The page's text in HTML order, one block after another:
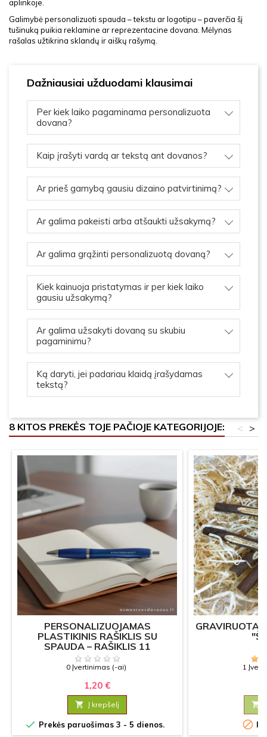
aplinkoje.
Galimybė personalizuoti spauda – tekstu ar logotipu – paverčia šį
tušinuką puikia reklamine ar reprezentacine dovana. Mėlynas
rašalas užtikrina sklandų ir aiškų rašymą.
Dažniausiai užduodami klausimai
Per kiek laiko pagaminama personalizuota
dovana?
Kaip įrašyti vardą ar tekstą ant dovanos?
Ar prieš gamybą gausiu dizaino patvirtinimą?
Ar galima pakeisti arba atšaukti užsakymą?
Ar galima grąžinti personalizuotą dovaną?
Kiek kainuoja pristatymas ir per kiek laiko
gausiu užsakymą?
Ar galima užsakyti dovaną su skubiu
pagaminimu?
Ką daryti, jei padariau klaidą įrašydamas
tekstą?
8 KITOS PREKĖS TOJE PAČIOJE KATEGORIJOJE: >
<
PERSONALIZUOJAMAS
PLASTIKINIS RAŠIKLIS SU
SPAUDA – RAŠIKLIS 11
0 Įvertinimas (-ai)
1,20 €
 Į krepšelį
 Prekės paruošimas 3 - 5 dienos.
1

